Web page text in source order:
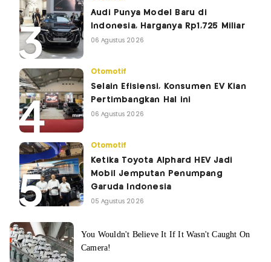
Audi Punya Model Baru di
Indonesia, Harganya Rp1,725 Miliar
06 Agustus 2026
Otomotif
Selain Efisiensi, Konsumen EV Kian
Pertimbangkan Hal ini
06 Agustus 2026
Otomotif
Ketika Toyota Alphard HEV Jadi
Mobil Jemputan Penumpang
Garuda Indonesia
05 Agustus 2026